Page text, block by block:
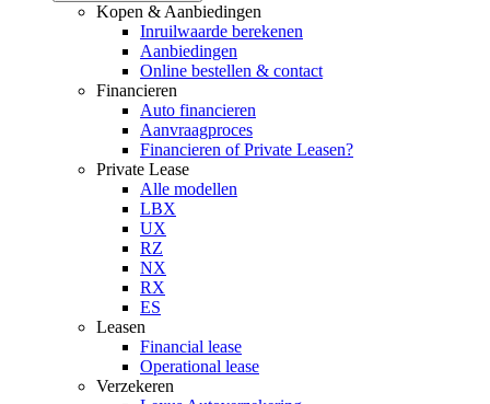
Kopen & Aanbiedingen
Inruilwaarde berekenen
Aanbiedingen
Online bestellen & contact
Financieren
Auto financieren
Aanvraagproces
Financieren of Private Leasen?
Private Lease
Alle modellen
LBX
UX
RZ
NX
RX
ES
Leasen
Financial lease
Operational lease
Verzekeren